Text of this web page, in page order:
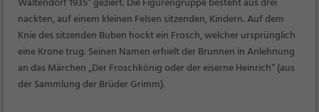
Waltendorf 1935“geziert. Die Figurengruppe besteht aus drei
nackten, auf einem kleinen Felsen sitzenden, Kindern. Auf dem
Knie des sitzenden Buben hockt ein Frosch, welcher ursprünglich
eine Krone trug. Seinen Namen erhielt der Brunnen in Anlehnung
an das Märchen „Der Froschkönig oder der eiserne Heinrich“ (aus
der Sammlung der Brüder Grimm).